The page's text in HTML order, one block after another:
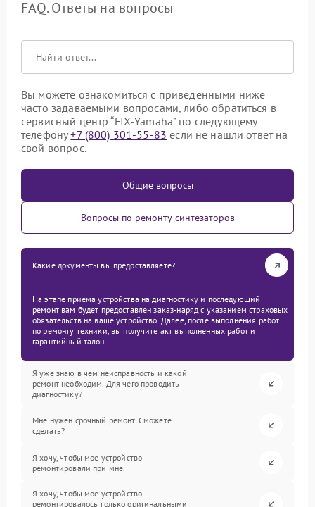
FAQ. Ответы на вопросы
Вы можете ознакомиться с приведенными ниже
часто задаваемыми вопросами, либо обратиться в
сервисный центр “FIX-Yamaha” по следующему
телефону+7 (800) 301-55-83 если не нашли ответ на
свой вопрос.
Общие вопросы
Вопросы по ремонту синтезаторов
Какие документы вы предоставляете?
На этапе приема устройства на диагностику и последующий
ремонт вам будет предоставлен заказ-наряд с указанием страховых
обязательств на ваше устройство. Далее, после выполнения работ
по ремонту техники, вы получите акт выполненных работ и
гарантийный талон.
Я уже знаю в чем неисправность и какой
ремонт необходим. Для чего проводить
диагностику?
Мне нужен срочный ремонт. Сможете
сделать?
Я хочу, чтобы мое устройство
ремонтировали при мне.
Я хочу, чтобы мое устройство
ремонтировалось только оригинальными